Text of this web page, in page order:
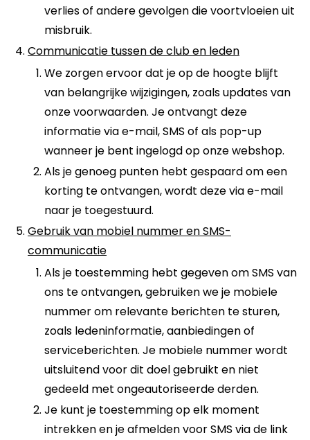
verlies of andere gevolgen die voortvloeien uit
misbruik.
Communicatie tussen de club en leden
We zorgen ervoor dat je op de hoogte blijft
van belangrijke wijzigingen, zoals updates van
onze voorwaarden. Je ontvangt deze
informatie via e-mail, SMS of als pop-up
wanneer je bent ingelogd op onze webshop.
Als je genoeg punten hebt gespaard om een
korting te ontvangen, wordt deze via e-mail
naar je toegestuurd.
Gebruik van mobiel nummer en SMS-
communicatie
Als je toestemming hebt gegeven om SMS van
ons te ontvangen, gebruiken we je mobiele
nummer om relevante berichten te sturen,
zoals ledeninformatie, aanbiedingen of
serviceberichten. Je mobiele nummer wordt
uitsluitend voor dit doel gebruikt en niet
gedeeld met ongeautoriseerde derden.
Je kunt je toestemming op elk moment
intrekken en je afmelden voor SMS via de link